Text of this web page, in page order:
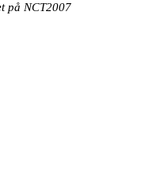
på NCT2007